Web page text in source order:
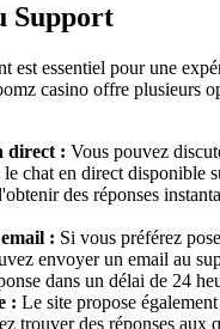
Support
est essentiel pour une
casino offre plusieurs
direct : Vous pouvez
chat en direct disponible
des réponses
: Si vous préférez
envoyer un email au
dans un délai de 24
: Le site propose
trouver des réponses aux